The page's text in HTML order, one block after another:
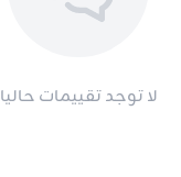
لا توجد تقييمات حاليا